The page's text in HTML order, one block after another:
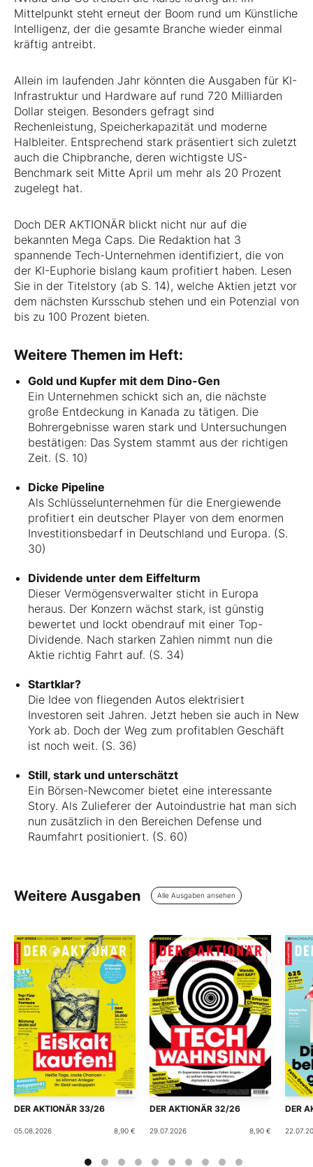
Mittelpunkt steht erneut der Boom rund um Künstliche
Intelligenz, der die gesamte Branche wieder einmal
kräftig antreibt.
Allein im laufenden Jahr könnten die Ausgaben für KI-
Infrastruktur und Hardware auf rund 720 Milliarden
Dollar steigen. Besonders gefragt sind
Rechenleistung, Speicherkapazität und moderne
Halbleiter. Entsprechend stark präsentiert sich zuletzt
auch die Chipbranche, deren wichtigste US-
Benchmark seit Mitte April um mehr als 20 Prozent
zugelegt hat.
Doch DER AKTIONÄR blickt nicht nur auf die
bekannten Mega Caps. Die Redaktion hat 3
spannende Tech-Unternehmen identifiziert, die von
der KI-Euphorie bislang kaum profitiert haben. Lesen
Sie in der Titelstory (ab S. 14), welche Aktien jetzt vor
dem nächsten Kursschub stehen und ein Potenzial von
bis zu 100 Prozent bieten.
Weitere Themen im Heft:
Gold und Kupfer mit dem Dino-Gen
Ein Unternehmen schickt sich an, die nächste
große Entdeckung in Kanada zu tätigen. Die
Bohrergebnisse waren stark und Untersuchungen
bestätigen: Das System stammt aus der richtigen
Zeit. (S. 10)
Dicke Pipeline
Als Schlüsselunternehmen für die Energiewende
profitiert ein deutscher Player von dem enormen
Investitionsbedarf in Deutschland und Europa. (S.
30)
Dividende unter dem Eiffelturm
Dieser Vermögensverwalter sticht in Europa
heraus. Der Konzern wächst stark, ist günstig
bewertet und lockt obendrauf mit einer Top-
Dividende. Nach starken Zahlen nimmt nun die
Aktie richtig Fahrt auf. (S. 34)
Startklar?
Die Idee von fliegenden Autos elektrisiert
Investoren seit Jahren. Jetzt heben sie auch in New
York ab. Doch der Weg zum profitablen Geschäft
ist noch weit. (S. 36)
Still, stark und unterschätzt
Ein Börsen-Newcomer bietet eine interessante
Story. Als Zulieferer der Autoindustrie hat man sich
nun zusätzlich in den Bereichen Defense und
Raumfahrt positioniert. (S. 60)
Weitere Ausgaben Alle Ausgaben ansehen
DER AKTIONÄR 33/26
05.08.2026 8,90 €
DER AKTIONÄR 32/26
29.07.2026 8,90 €
DER